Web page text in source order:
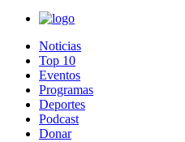
Noticias
Top 10
Eventos
Programas
Deportes
Podcast
Donar